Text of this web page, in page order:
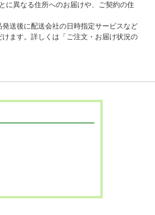
に異なる住所へのお届けや、ご契約の住
送後に配送会社の日時指定サービスなど
ます。詳しくは「ご注文・お届け状況の